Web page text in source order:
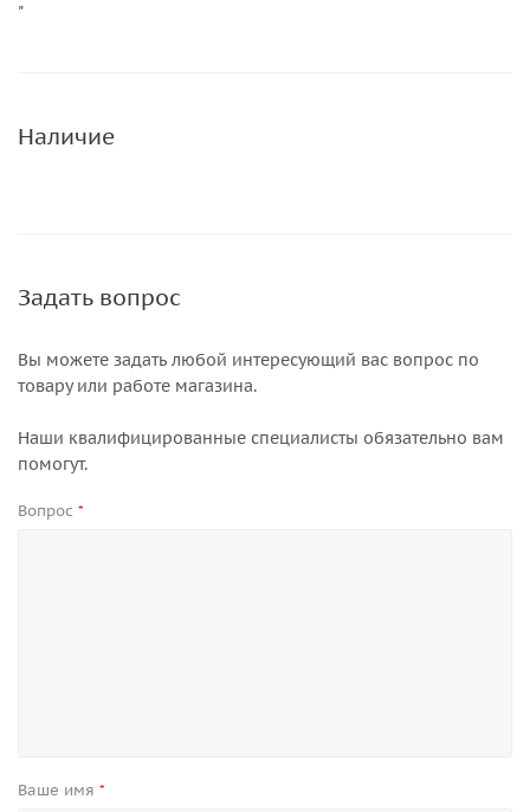
"
Наличие
Задать вопрос
Вы можете задать любой интересующий вас вопрос по
товару или работе магазина.
Наши квалифицированные специалисты обязательно вам
помогут.
Вопрос *
Ваше имя *